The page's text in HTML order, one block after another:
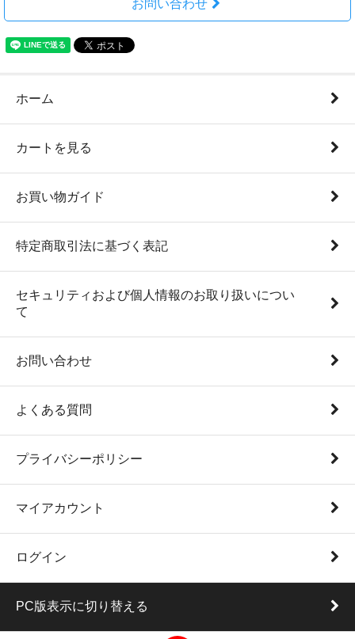
お問い合わせ
ホーム
カートを見る
お買い物ガイド
特定商取引法に基づく表記
セキュリティおよび個人情報のお取り扱いについ
て
お問い合わせ
よくある質問
プライバシーポリシー
マイアカウント
ログイン
PC版表示に切り替える